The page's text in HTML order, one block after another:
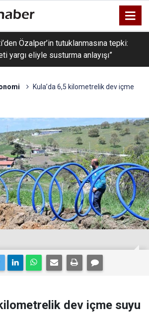
Özalper’in tutuklanmasına tepki:
yargı eliyle susturma anlayışı”
Kula’da 6,5 kilometrelik dev içme
dev içme suyu